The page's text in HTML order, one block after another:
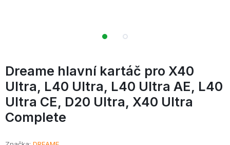
Dreame hlavní kartáč pro X40
Ultra, L40 Ultra, L40 Ultra AE, L40
Ultra CE, D20 Ultra, X40 Ultra
Complete